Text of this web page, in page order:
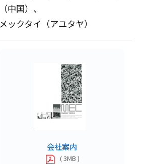
（中国）、
メックタイ（アユタヤ）
会社案内
( 3MB )